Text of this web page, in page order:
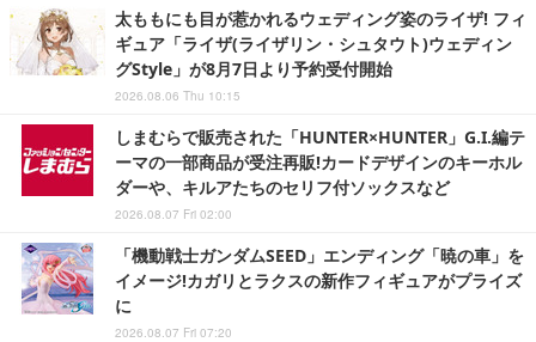
太ももにも目が惹かれるウェディング姿のライザ! フィ
ギュア「ライザ(ライザリン・シュタウト)ウェディン
グStyle」が8月7日より予約受付開始
2026.08.06 Thu 10:15
しまむらで販売された「HUNTER×HUNTER」G.I.編テ
ーマの一部商品が受注再販!カードデザインのキーホル
ダーや、キルアたちのセリフ付ソックスなど
2026.08.07 Fri 02:00
「機動戦士ガンダムSEED」エンディング「暁の車」を
イメージ!カガリとラクスの新作フィギュアがプライズ
に
2026.08.07 Fri 07:20